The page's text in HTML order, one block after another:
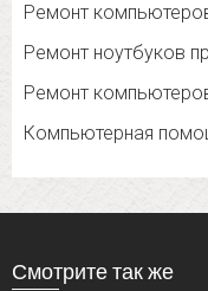
Ремонт
Ремонт ноутбуков
Ремонт
Компьютерная
Смотрите так же